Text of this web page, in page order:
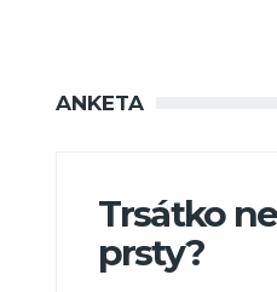
ANKETA
Trsátko
prsty?